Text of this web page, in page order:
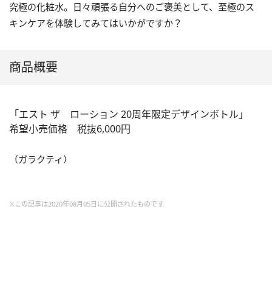
究極の化粧水。日々頑張る自分へのご褒美として、至極のス
キンケアを体験してみてはいかがですか？
商品概要
「エスト ザ ローション 20周年限定デザインボトル」
希望小売価格 税抜6,000円
（ガラクティ）
※この記事は2020年08月05日に公開されたものです